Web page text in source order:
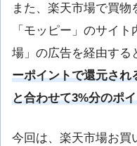
また、楽天市場で買物
「モッピー」のサイ
場」の広告を経由する
ーポイントで還元され
と合わせて3%分のポ
今回は、楽天市場お買